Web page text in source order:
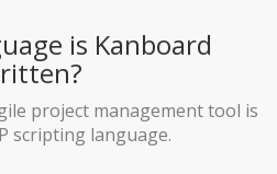
is Kanboard
project management tool is
scripting language.